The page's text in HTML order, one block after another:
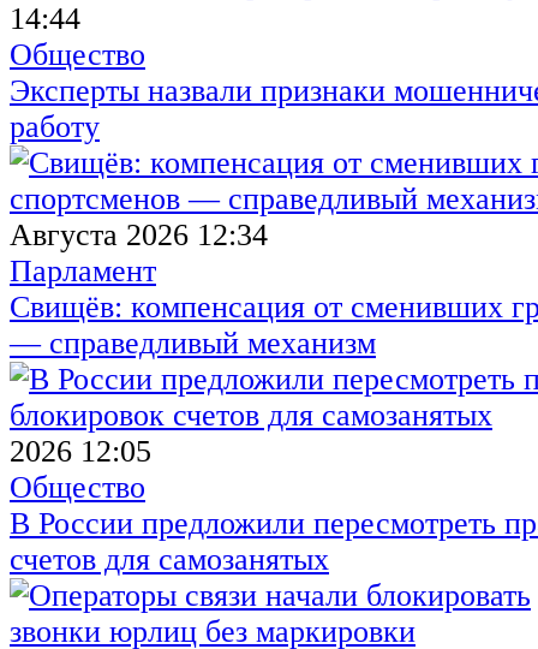
14:44
Общество
Эксперты назвали признаки
работу
Августа 2026 12:34
Парламент
Свищёв: компенсация от сменивших
— справедливый механизм
2026 12:05
Общество
В России предложили пересмотреть
счетов для самозанятых